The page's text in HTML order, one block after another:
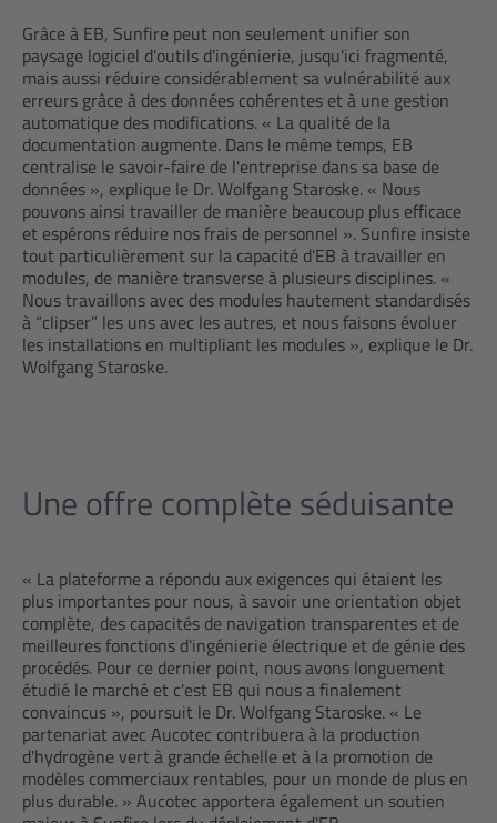
Grâce à EB, Sunfire peut non seulement unifier son
paysage logiciel d'outils d'ingénierie, jusqu'ici fragmenté,
mais aussi réduire considérablement sa vulnérabilité aux
erreurs grâce à des données cohérentes et à une gestion
automatique des modifications. « La qualité de la
documentation augmente. Dans le même temps, EB
centralise le savoir-faire de l'entreprise dans sa base de
données », explique le Dr. Wolfgang Staroske. « Nous
pouvons ainsi travailler de manière beaucoup plus efficace
et espérons réduire nos frais de personnel ». Sunfire insiste
tout particulièrement sur la capacité d'EB à travailler en
modules, de manière transverse à plusieurs disciplines. «
Nous travaillons avec des modules hautement standardisés
à “clipser” les uns avec les autres, et nous faisons évoluer
les installations en multipliant les modules », explique le Dr.
Wolfgang Staroske.
Une offre complète séduisante
« La plateforme a répondu aux exigences qui étaient les
plus importantes pour nous, à savoir une orientation objet
complète, des capacités de navigation transparentes et de
meilleures fonctions d'ingénierie électrique et de génie des
procédés. Pour ce dernier point, nous avons longuement
étudié le marché et c'est EB qui nous a finalement
convaincus », poursuit le Dr. Wolfgang Staroske. « Le
partenariat avec Aucotec contribuera à la production
d'hydrogène vert à grande échelle et à la promotion de
modèles commerciaux rentables, pour un monde de plus en
plus durable. » Aucotec apportera également un soutien